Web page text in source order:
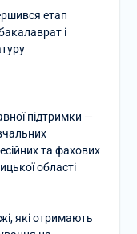
етап
і
підтримки —
та фахових
області
які отримають